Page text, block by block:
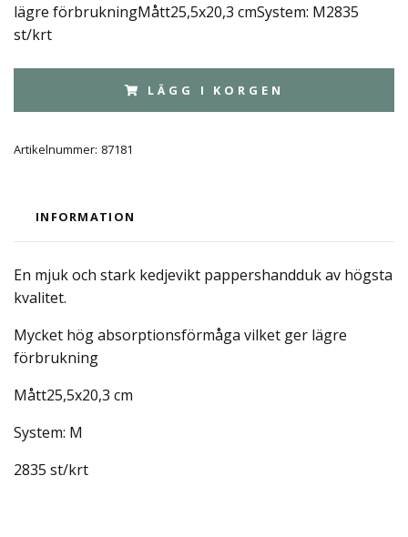
lägre förbrukningMått25,5x20,3 cmSystem: M2835
st/krt
LÄGG I KORGEN
Artikelnummer: 87181
INFORMATION
En mjuk och stark kedjevikt pappershandduk av högsta
kvalitet.
Mycket hög absorptionsförmåga vilket ger lägre
förbrukning
Mått25,5x20,3 cm
System: M
2835 st/krt